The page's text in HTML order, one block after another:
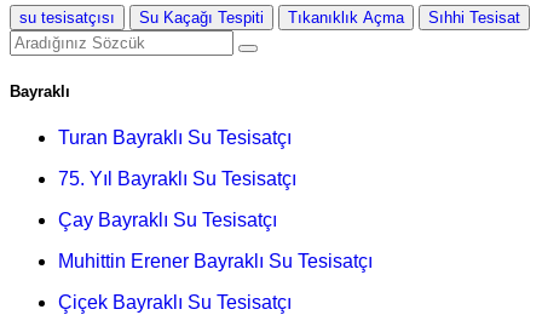
su tesisatçısı Su Kaçağı Tespiti Tıkanıklık Açma Sıhhi Tesisat
Bayraklı
Turan Bayraklı Su Tesisatçı
75. Yıl Bayraklı Su Tesisatçı
Çay Bayraklı Su Tesisatçı
Muhittin Erener Bayraklı Su Tesisatçı
Çiçek Bayraklı Su Tesisatçı